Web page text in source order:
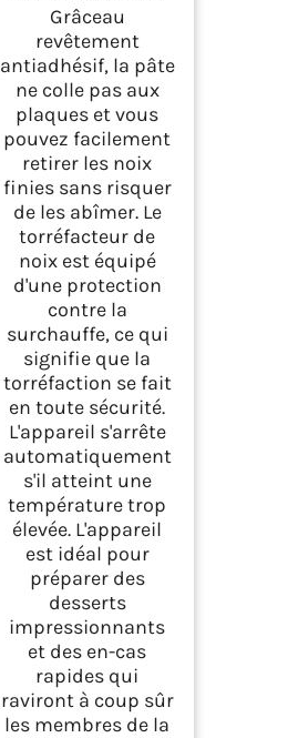
Grâceau
revêtement
antiadhésif, la pâte
ne colle pas aux
plaques et vous
pouvez facilement
retirer les noix
finies sans risquer
de les abîmer. Le
torréfacteur de
noix est équipé
d'une protection
contre la
surchauffe, ce qui
signifie que la
torréfaction se fait
en toute sécurité.
L'appareil s'arrête
automatiquement
s'il atteint une
température trop
élevée. L'appareil
est idéal pour
préparer des
desserts
impressionnants
et des en-cas
rapides qui
raviront à coup sûr
les membres de la